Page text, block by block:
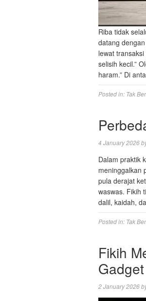
Riba tidak
datang
lewat
selisih kecil.”
haram.” Di
Posted in: Tak
4 January 2026
Dalam praktik
meninggalkan
pula derajat
waswas. Fikih
dalil, kaidah,
Posted in: Tak
Fikih
Gadget
2 January 2026